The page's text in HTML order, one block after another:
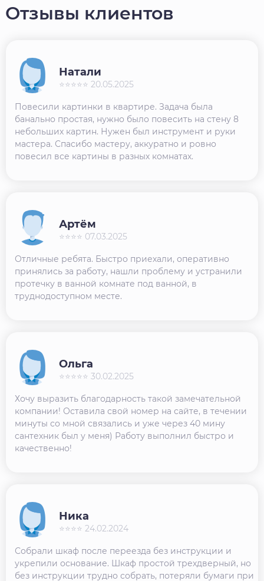
Отзывы клиентов
Повесили картинки в квартире. Задача была
банально простая, нужно было повесить на стену 8
небольших картин. Нужен был инструмент и руки
мастера. Спасибо мастеру, аккуратно и ровно
повесил все картины в разных комнатах.
Натали
⭐⭐⭐⭐⭐ 20.05.2025
Отличные ребята. Быстро приехали, оперативно
принялись за работу, нашли проблему и устранили
протечку в ванной комнате под ванной, в
труднодоступном месте.
Артём
⭐⭐⭐⭐ 07.03.2025
Хочу выразить благодарность такой замечательной
компании! Оставила свой номер на сайте, в течении
минуты со мной связались и уже через 40 мину
сантехник был у меня) Работу выполнил быстро и
качественно!
Ольга
⭐⭐⭐⭐⭐ 30.02.2025
Собрали шкаф после переезда без инструкции и
укрепили основание. Шкаф простой трехдверный, но
без инструкции трудно собрать, потеряли бумаги при
Ника
⭐⭐⭐⭐ 24.02.2024